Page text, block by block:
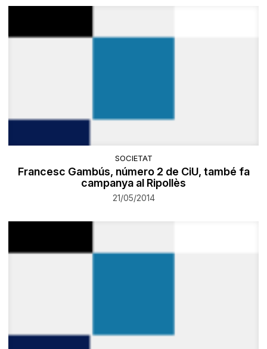
SOCIETAT
Francesc Gambús, número 2 de CiU, també fa
campanya al Ripollès
21/05/2014